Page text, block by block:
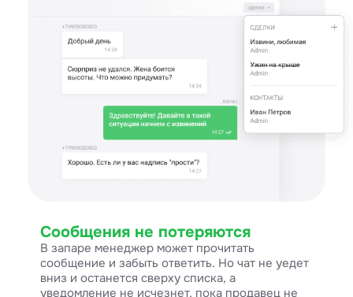
Сообщения не потеряются
В запаре менеджер может прочитать
сообщение и забыть ответить. Но чат не уедет
вниз и останется сверху списка, а
уведомление не исчезнет, пока продавец не